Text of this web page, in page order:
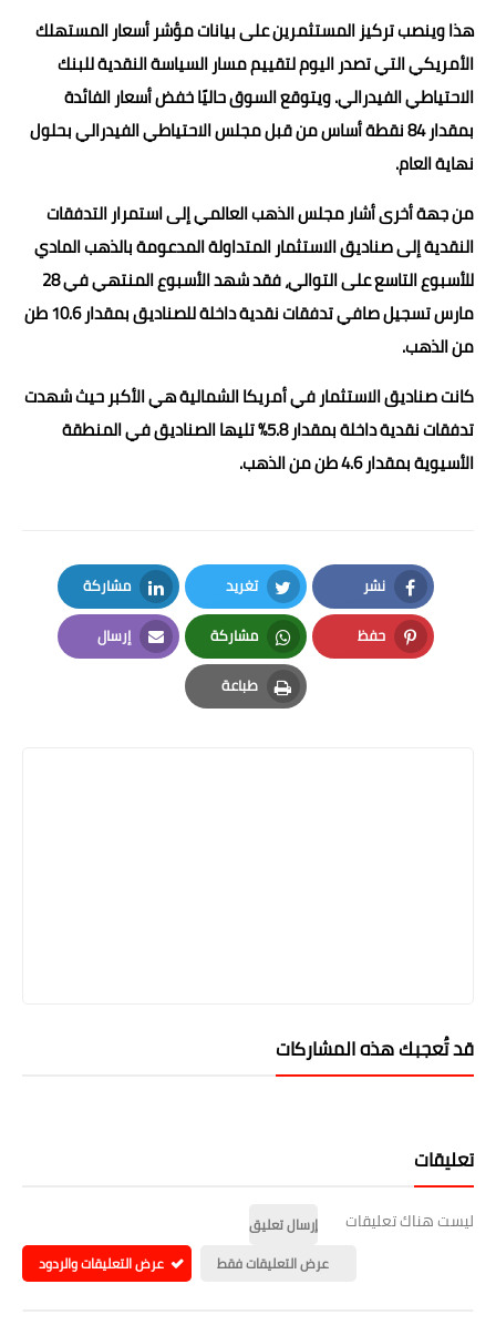
هذا وينصب تركيز المستثمرين على بيانات مؤشر أسعار المستهلك
الأمريكي التي تصدر اليوم لتقييم مسار السياسة النقدية للبنك
الاحتياطي الفيدرالي. ويتوقع السوق حاليًا خفض أسعار الفائدة
بمقدار 84 نقطة أساس من قبل مجلس الاحتياطي الفيدرالي بحلول
نهاية العام.
من جهة أخرى أشار مجلس الذهب العالمي إلى استمرار التدفقات
النقدية إلى صناديق الاستثمار المتداولة المدعومة بالذهب المادي
للأسبوع التاسع على التوالي، فقد شهد الأسبوع المنتهي في 28
مارس تسجيل صافي تدفقات نقدية داخلة للصناديق بمقدار 10.6 طن
من الذهب.
كانت صناديق الاستثمار في أمريكا الشمالية هي الأكبر حيث شهدت
تدفقات نقدية داخلة بمقدار 5.8% تليها الصناديق في المنطقة
الأسيوية بمقدار 4.6 طن من الذهب.
نشر
Facebook
تغريد
Twitter
مشاركة
LinkedIn
حفظ
Pinterest
مشاركة
Whatsapp
إرسال
Email
طباعة
Print
قد تُعجبك هذه المشاركات
تعليقات
ليست هناك تعليقات
إرسال تعليق
عرض التعليقات فقط
عرض التعليقات والردود